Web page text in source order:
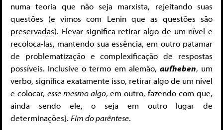
numa teoria que não seja marxista, rejeitando suas
questões (e vimos com Lenin que as questões são
preservadas). Elevar significa retirar algo de um nível e
recoloca-las, mantendo sua essência, em outro patamar
de problematização e complexificação de respostas
possíveis. Inclusive o termo em alemão, aufheben, um
verbo, significa exatamente isso, retirar algo de um nível
e colocar, esse mesmo algo, em outro, fazendo com que,
ainda sendo ele, o seja em outro lugar de
determinações]. Fim do parêntese.